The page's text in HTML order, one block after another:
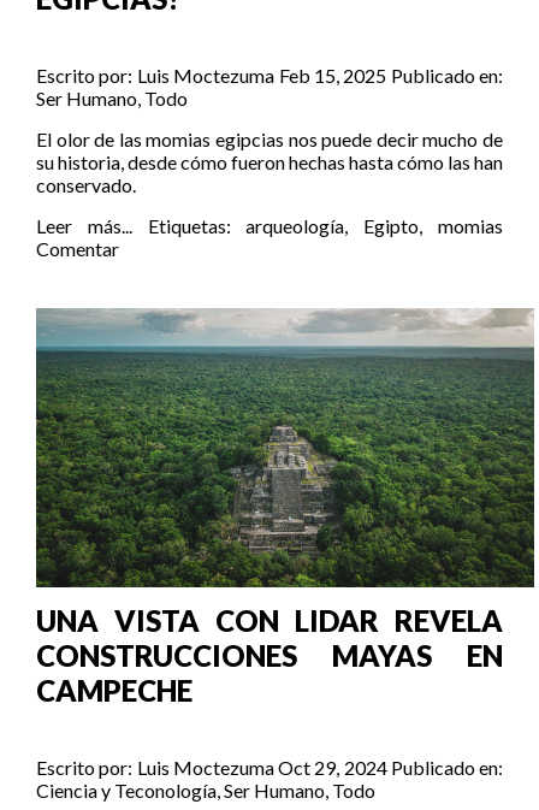
Escrito por: Luis Moctezuma Feb 15, 2025 Publicado en:
Ser Humano, Todo
El olor de las momias egipcias nos puede decir mucho de
su historia, desde cómo fueron hechas hasta cómo las han
conservado.
Leer más...
Etiquetas:arqueología, Egipto,momias
Comentar
UNA VISTA CON LIDAR REVELA
CONSTRUCCIONES MAYAS EN
CAMPECHE
Escrito por: Luis MoctezumaOct 29, 2024 Publicado en:
Ciencia y Teconología,Ser Humano, Todo